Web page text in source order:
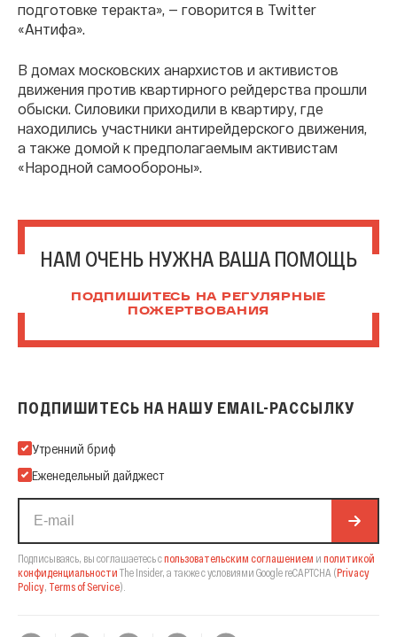
подготовке теракта», — говорится в Twitter
«Антифа».
В домах московских анархистов и активистов
движения против квартирного рейдерства прошли
обыски. Силовики приходили в квартиру, где
находились участники антирейдерского движения,
а также домой к предполагаемым активистам
«Народной самообороны».
НАМ ОЧЕНЬ НУЖНА ВАША ПОМОЩЬ
ПОДПИШИТЕСЬ НА РЕГУЛЯРНЫЕ
ПОЖЕРТВОВАНИЯ
ПОДПИШИТЕСЬ НА НАШУ EMAIL-РАССЫЛКУ
Подпишитесь на нашу Email-рассылку
Утренний бриф
Еженедельный дайджест
Подписываясь, вы соглашаетесь спользовательским соглашением и политикой
конфиденциальности The Insider, а также с условиями Google reCAPTCHA (Privacy
Policy, Terms of Service).